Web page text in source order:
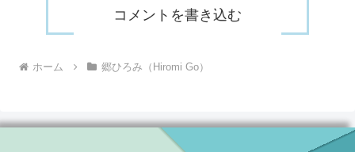
コメントを書き込む
ホーム 郷ひろみ（Hiromi Go）